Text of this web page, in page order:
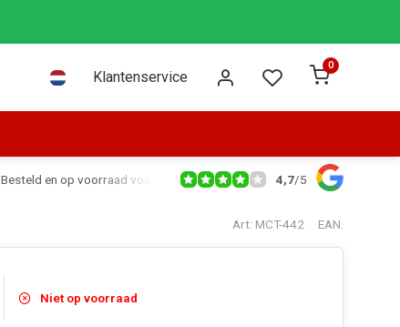
Klantenservice
0
Besteld en op voorraad voor 16:00 dezelfde dag verzonden via PostNL
4,7/5
Art: MCT-442 EAN:
Niet op voorraad